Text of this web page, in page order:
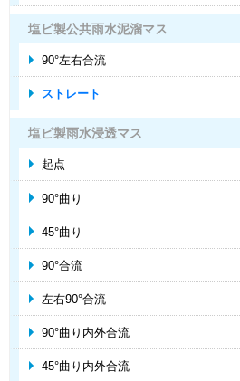
塩ビ製公共雨水泥溜マス
90°左右合流
ストレート
塩ビ製雨水浸透マス
起点
90°曲り
45°曲り
90°合流
左右90°合流
90°曲り内外合流
45°曲り内外合流